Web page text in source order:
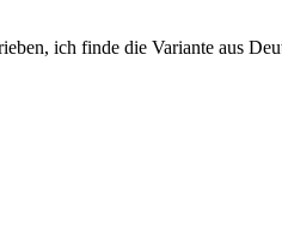
ich finde die Variante aus